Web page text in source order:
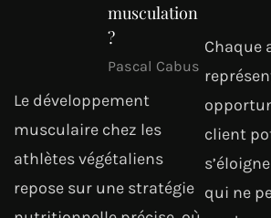
musculation
?
Pascal Cabus
Le développement
musculaire chez les
athlètes végétaliens
repose sur une stratégie
Chaque
client
qui ne